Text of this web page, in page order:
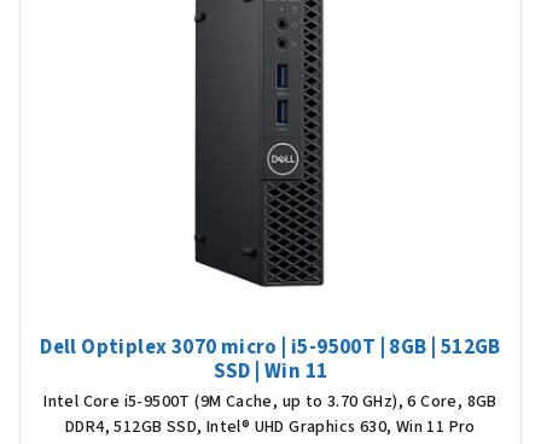
Dell Optiplex 3070 micro | i5-9500T | 8GB | 512GB
SSD | Win 11
Intel Core i5-9500T (9M Cache, up to 3.70 GHz), 6 Core, 8GB
DDR4, 512GB SSD, Intel® UHD Graphics 630, Win 11 Pro